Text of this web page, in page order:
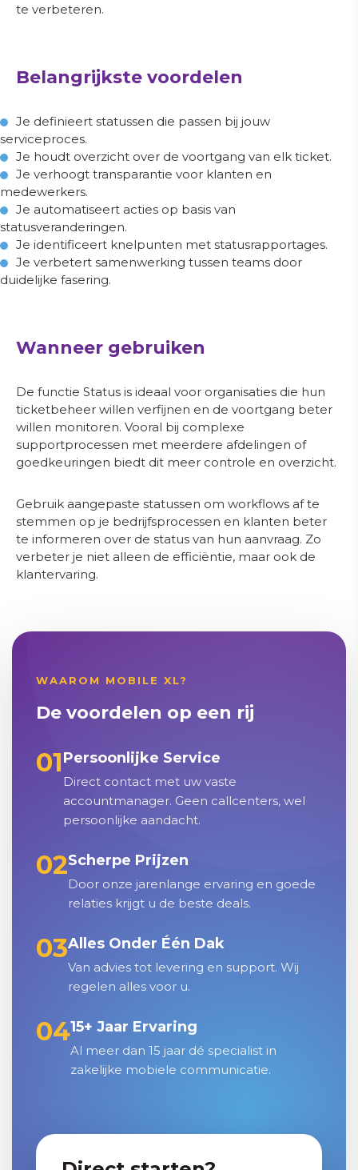
te verbeteren.
Belangrijkste voordelen
Je definieert statussen die passen bij jouw
serviceproces.
Je houdt overzicht over de voortgang van elk ticket.
Je verhoogt transparantie voor klanten en
medewerkers.
Je automatiseert acties op basis van
statusveranderingen.
Je identificeert knelpunten met statusrapportages.
Je verbetert samenwerking tussen teams door
duidelijke fasering.
Wanneer gebruiken
De functie Status is ideaal voor organisaties die hun
ticketbeheer willen verfijnen en de voortgang beter
willen monitoren. Vooral bij complexe
supportprocessen met meerdere afdelingen of
goedkeuringen biedt dit meer controle en overzicht.
Gebruik aangepaste statussen om workflows af te
stemmen op je bedrijfsprocessen en klanten beter
te informeren over de status van hun aanvraag. Zo
verbeter je niet alleen de efficiëntie, maar ook de
klantervaring.
WAAROM MOBILE XL?
De voordelen op een rij
01Persoonlijke Service
Direct contact met uw vaste
accountmanager. Geen callcenters, wel
persoonlijke aandacht.
02Scherpe Prijzen
Door onze jarenlange ervaring en goede
relaties krijgt u de beste deals.
03Alles Onder Één Dak
Van advies tot levering en support. Wij
regelen alles voor u.
0415+ Jaar Ervaring
Al meer dan 15 jaar dé specialist in
zakelijke mobiele communicatie.
+31 (0)85 303 13 46
Plan een gratis adviesgesprek
Gemiddelde beoordeling: 4.9/5